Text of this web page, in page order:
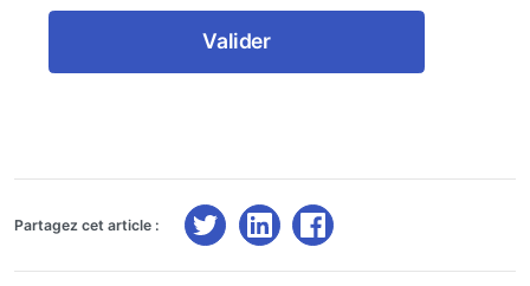
Valider
Partagez cet article :